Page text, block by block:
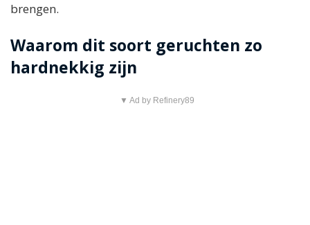
brengen.
Waarom dit soort geruchten zo
hardnekkig zijn
▼ Ad by Refinery89